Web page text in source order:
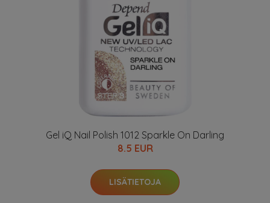
Gel iQ Nail Polish 1012 Sparkle On Darling
8.5 EUR
LISÄTIETOJA